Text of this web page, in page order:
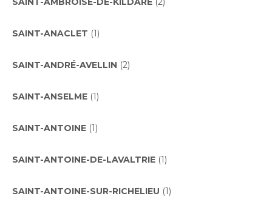
SAINT-ANACLET (1)
SAINT-ANDRÉ-AVELLIN (2)
SAINT-ANSELME (1)
SAINT-ANTOINE (1)
SAINT-ANTOINE-DE-LAVALTRIE (1)
SAINT-ANTOINE-SUR-RICHELIEU (1)